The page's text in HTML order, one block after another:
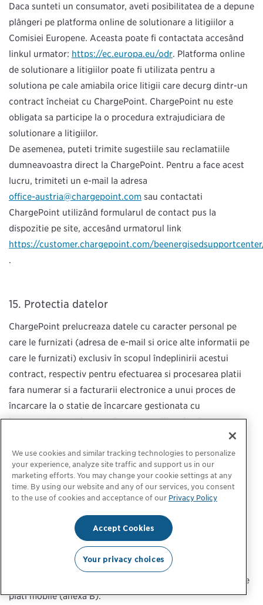
Dacă sunteți un consumator, aveți posibilitatea de a depune
plângeri pe platforma online de soluționare a litigiilor a
Comisiei Europene. Aceasta poate fi contactată accesând
linkul următor: https://ec.europa.eu/odr. Platforma online
de soluționare a litigiilor poate fi utilizată pentru a
soluționa pe cale amiabilă orice litigii care decurg dintr-un
contract încheiat cu ChargePoint. ChargePoint nu este
obligată să participe la o procedură extrajudiciară de
soluționare a litigiilor.
De asemenea, puteți trimite sugestiile sau reclamațiile
dumneavoastră direct la ChargePoint. Pentru a face acest
lucru, trimiteți un e-mail la adresa
office-austria@chargepoint.com sau contactaţi
ChargePoint utilizând formularul de contact pus la
dispoziţie pe site, accesând următorul link
https://customer.chargepoint.com/
.
Protecţia datelor
ChargePoint prelucrează datele cu caracter personal pe
care le furnizați (adresa de e-mail și orice alte informații pe
care le furnizați) exclusiv în scopul îndeplinirii acestui
contract, respectiv pentru efectuarea și procesarea plății
fără numerar și a facturării electronice a unui proces de
încărcare la o stație de încărcare gestionată cu
be.ENERGISED. ChargePoint nu va utiliza datele
dumneavoastră cu caracter personal în alte scopuri decât
cele menționate mai sus.
Prelucrarea datelor cu caracter personal de către
ChargePoint se realizează pe baza reglementărilor
aplicabile privind protecția datelor, în special în
conformitate cu GDPR.
Informații detaliate privind protecția datelor (aviz de
protecție a datelor) în conformitate cu articolul 13 și
următoarele. GDPR poate fi găsit în notificarea privind
protecția datelor referitoare la utilizarea paginii noastre de
plăți mobile (anexa B).
We use cookies and similar tracking technologies to personalize
your experience, analyze site traffic and support us in our
marketing efforts. You may change your cookie settings at any
time. By using our website and any of our services, you consent
to the use of cookies and acceptance of our Privacy Policy
Accept Cookies
Your privacy choices